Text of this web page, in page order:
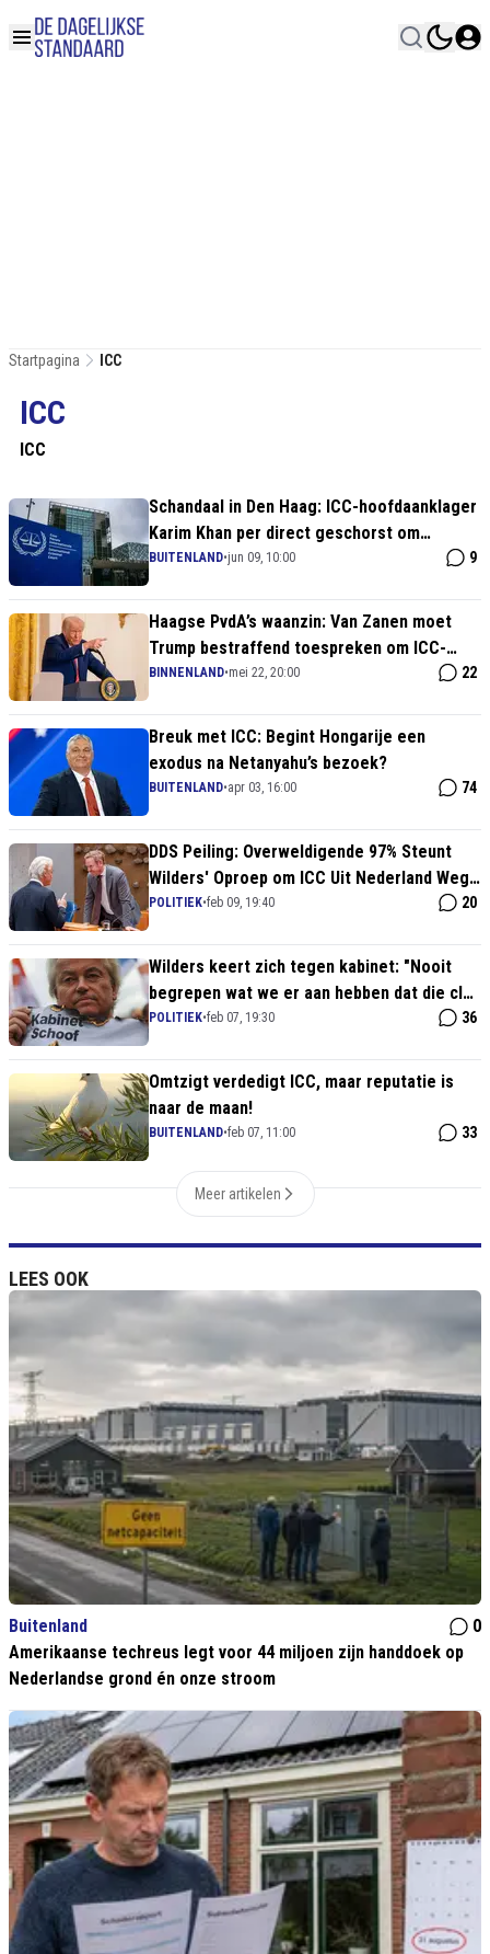
Startpagina ICC
ICC
ICC
Schandaal in Den Haag: ICC-hoofdaanklager
Karim Khan per direct geschorst om
seksueel wangedrag
BUITENLAND•jun 09, 10:00 9
Haagse PvdA’s waanzin: Van Zanen moet
Trump bestraffend toespreken om ICC-
sancties
BINNENLAND•mei 22, 20:00 22
Breuk met ICC: Begint Hongarije een
exodus na Netanyahu’s bezoek?
BUITENLAND•apr 03, 16:00 74
DDS Peiling: Overweldigende 97% Steunt
Wilders' Oproep om ICC Uit Nederland Weg
te Halen
POLITIEK•feb 09, 19:40 20
Wilders keert zich tegen kabinet: "Nooit
begrepen wat we er aan hebben dat die club
hier gezeteld is," over ICC
POLITIEK•feb 07, 19:30 36
Omtzigt verdedigt ICC, maar reputatie is
naar de maan!
BUITENLAND•feb 07, 11:00 33
Meer artikelen
LEES OOK
Buitenland
0
Amerikaanse techreus legt voor 44 miljoen zijn handdoek op
Nederlandse grond én onze stroom